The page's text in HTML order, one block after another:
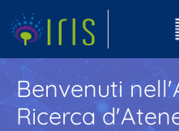
Benvenuti
Ricerca